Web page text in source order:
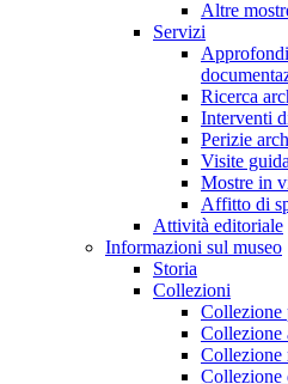
Altre
Servizi
Ricerca
Interventi
Perizie
Visite
Mostre in
Affitto di
Attività editoriale
Informazioni sul museo
Storia
Collezioni
Collezione
Collezione
Collezione
Collezione